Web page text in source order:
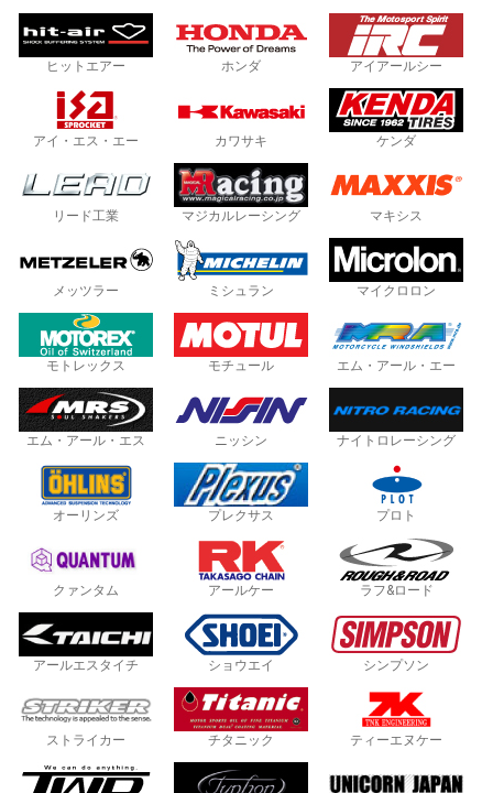
ヒットエアー ホンダ アイアールシー
アイ・エス・エー カワサキ ケンダ
リード工業 マジカルレーシング マキシス
メッツラー ミシュラン マイクロロン
モトレックス モチュール エム・アール・エー
エム・アール・エス ニッシン ナイトロレーシング
オーリンズ プレクサス プロト
クァンタム アールケー ラフ&ロード
アールエスタイチ ショウエイ シンプソン
ストライカー チタニック ティーエヌケー